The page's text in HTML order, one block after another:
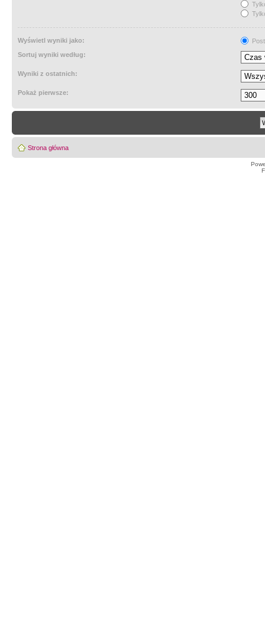
Wyświetl wyniki jako:
Sortuj wyniki według:
Wyniki z ostatnich:
Pokaż pierwsze:
Strona główna